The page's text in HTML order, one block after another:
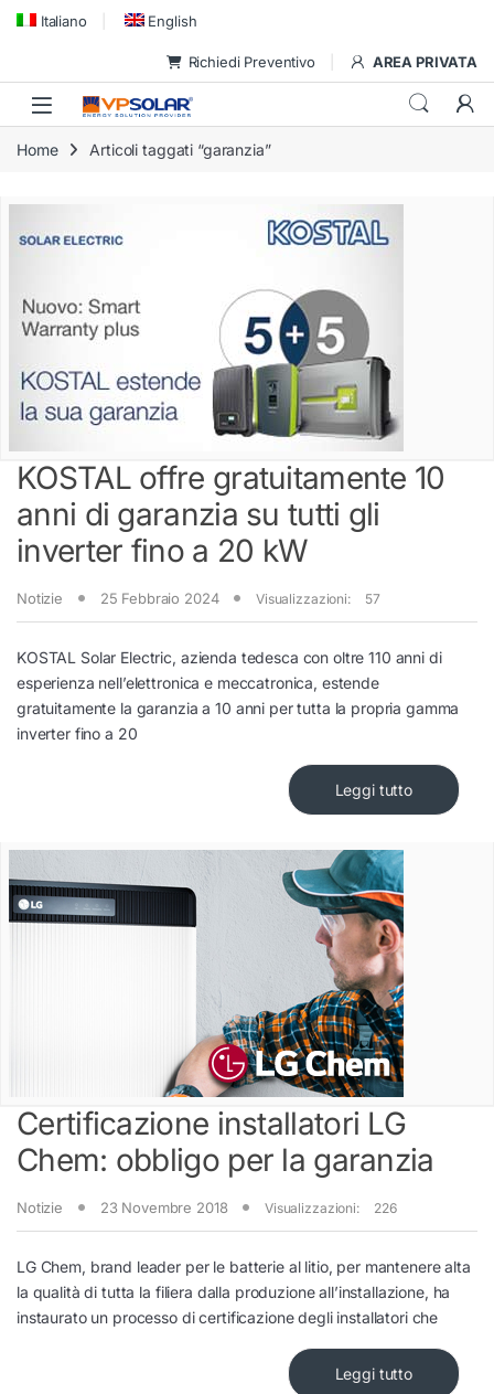
Skip to navigation
Skip to content
Italiano English
Richiedi Preventivo AREA PRIVATA
Home Articoli taggati “garanzia”
KOSTAL offre gratuitamente 10
anni di garanzia su tutti gli
inverter fino a 20 kW
Notizie 25 Febbraio 2024 Visualizzazioni: 57
KOSTAL Solar Electric, azienda tedesca con oltre 110 anni di
esperienza nell’elettronica e meccatronica, estende
gratuitamente la garanzia a 10 anni per tutta la propria gamma
inverter fino a 20
Leggi tutto
Certificazione installatori LG
Chem: obbligo per la garanzia
Notizie 23 Novembre 2018 Visualizzazioni: 226
LG Chem, brand leader per le batterie al litio, per mantenere alta
la qualità di tutta la filiera dalla produzione all’installazione, ha
instaurato un processo di certificazione degli installatori che
Leggi tutto